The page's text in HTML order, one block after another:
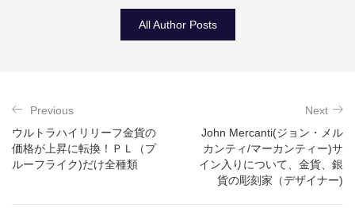
All Author Posts
Previous
ウルトラハイリリーフ金貨の
価格が上昇に転換！ＰＬ（プ
ルーフライク)だけ全種類
Next
John Mercanti(ジョン・メル
カンティ/マーカンティー)サ
イン入りについて、金貨、銀
貨の彫刻家（デザイナー)